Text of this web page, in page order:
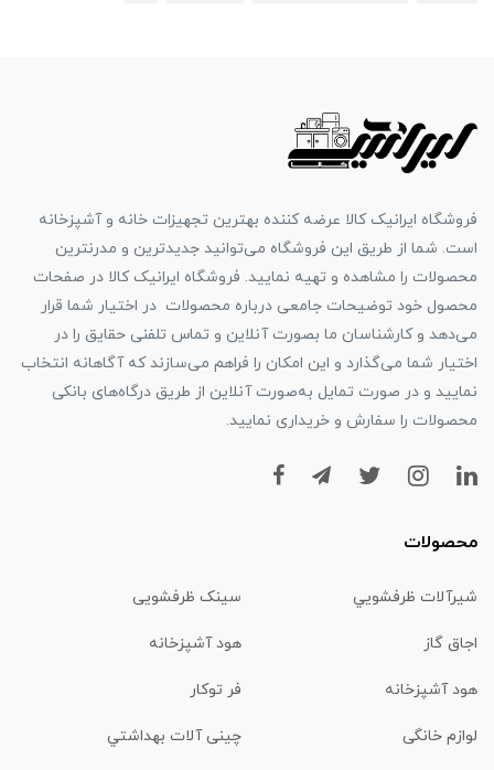
فروشگاه ایرانیک کالا عرضه کننده بهترین تجهیزات خانه و آشپزخانه
است. شما از طریق این فروشگاه می‌توانید جدیدترین و مدرنترین
محصولات را مشاهده و تهیه نمایید. فروشگاه ایرانیک کالا در صفحات
محصول خود توضیحات جامعی درباره محصولات در اختیار شما قرار
می‌دهد و کارشناسان ما بصورت آنلاین و تماس تلفنی حقایق را در
اختیار شما می‌گذارد و این امکان را فراهم می‌سازند که آگاهانه انتخاب
نمایید و در صورت تمایل به‌صورت آنلاین از طریق درگاه‌های بانکی
محصولات را سفارش و خریداری نمایید.
محصولات
شیرآلات ظرفشويي سینک ظرفشویی
اجاق گاز هود آشپزخانه
هود آشپزخانه فر توکار
لوازم خانگی چینی آلات بهداشتي